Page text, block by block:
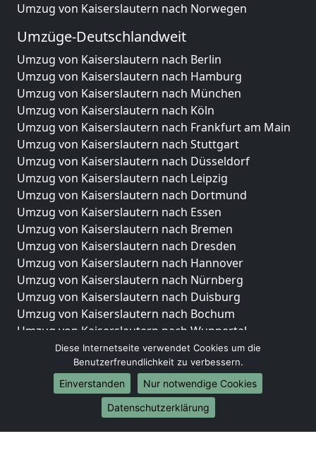
Umzug von Kaiserslautern nach Norwegen
Umzüge-Deutschlandweit
Umzug von Kaiserslautern nach Berlin
Umzug von Kaiserslautern nach Hamburg
Umzug von Kaiserslautern nach München
Umzug von Kaiserslautern nach Köln
Umzug von Kaiserslautern nach Frankfurt am Main
Umzug von Kaiserslautern nach Stuttgart
Umzug von Kaiserslautern nach Düsseldorf
Umzug von Kaiserslautern nach Leipzig
Umzug von Kaiserslautern nach Dortmund
Umzug von Kaiserslautern nach Essen
Umzug von Kaiserslautern nach Bremen
Umzug von Kaiserslautern nach Dresden
Umzug von Kaiserslautern nach Hannover
Umzug von Kaiserslautern nach Nürnberg
Umzug von Kaiserslautern nach Duisburg
Umzug von Kaiserslautern nach Bochum
Umzug von Kaiserslautern nach Wuppertal
Umzug von Kaiserslautern nach Bielefeld
Umzug von Kaiserslautern nach Bonn
Umzug von Kaiserslautern nach Münster
Internationale-Umzüge
Umzug von Kaiserslautern nach Brasilien
Diese Internetseite verwendet Cookies um die
Benutzerfreundlichkeit zu verbessern.
Einverstanden
Nur notwendige Cookies
Datenschutzerklärung